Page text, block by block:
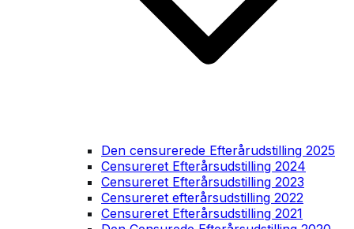
Den censurerede Efterårudstilling 2025
Censureret Efterårsudstilling 2024
Censureret Efterårsudstilling 2023
Censureret efterårsudstilling 2022
Censureret Efterårsudstilling 2021